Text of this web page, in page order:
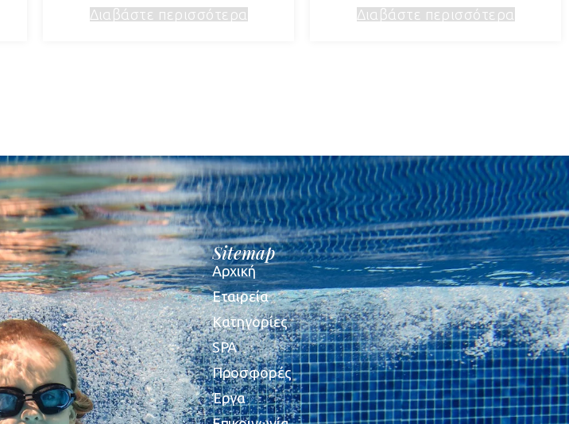
Διαβάστε περισσότερα Διαβάστε περισσότερα
Sitemap
Αρχική
Εταιρεία
Κατηγορίες
SPA
Προσφορές
Έργα